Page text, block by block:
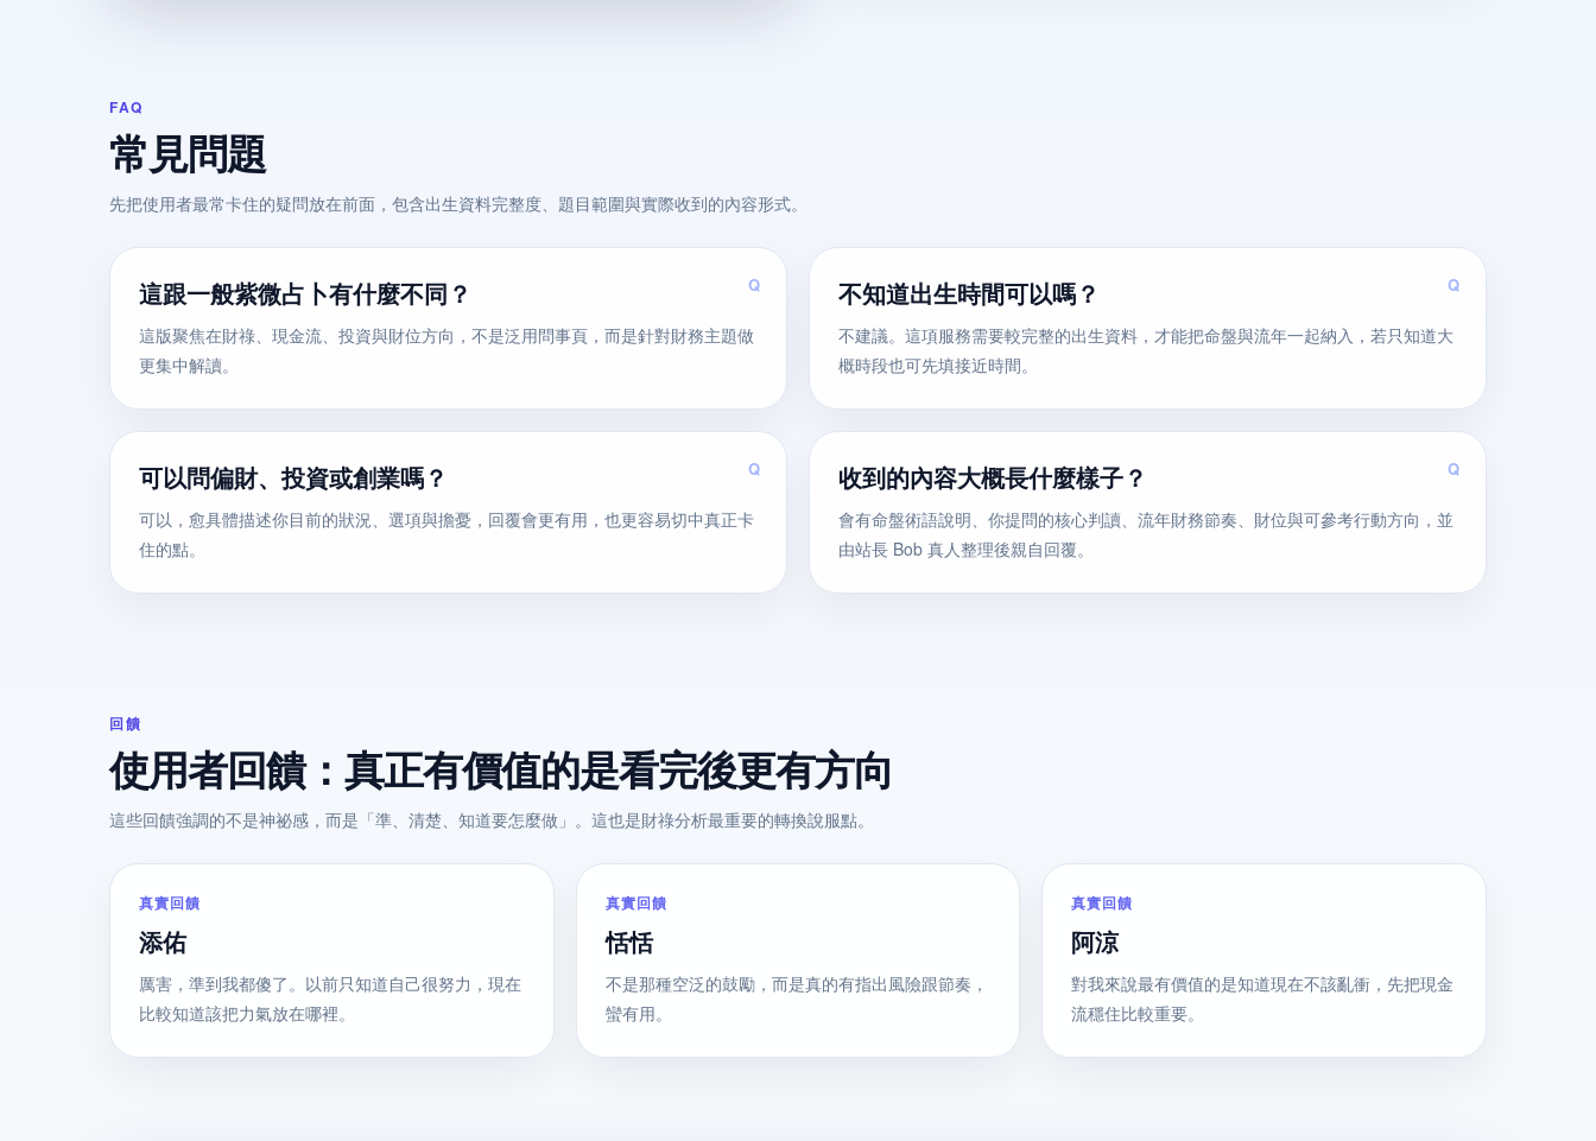
FAQ
常見問題
先把使用者最常卡住的疑問放在前面，包含出生資料完整度、題目範圍與實際收到的內容形式。
這跟一般紫微占卜有什麼不同？
這版聚焦在財祿、現金流、投資與財位方向，不是泛用問事頁，而是針對財務主題做
更集中解讀。
不知道出生時間可以嗎？
不建議。這項服務需要較完整的出生資料，才能把命盤與流年一起納入，若只知道大
概時段也可先填接近時間。
可以問偏財、投資或創業嗎？
可以，愈具體描述你目前的狀況、選項與擔憂，回覆會更有用，也更容易切中真正卡
住的點。
收到的內容大概長什麼樣子？
會有命盤術語說明、你提問的核心判讀、流年財務節奏、財位與可參考行動方向，並
由站長 Bob 真人整理後親自回覆。
回饋
使用者回饋：真正有價值的是看完後更有方向
這些回饋強調的不是神祕感，而是「準、清楚、知道要怎麼做」。這也是財祿分析最重要的轉換說服點。
真實回饋
添佑
厲害，準到我都傻了。以前只知道自己很努力，現在
比較知道該把力氣放在哪裡。
真實回饋
恬恬
不是那種空泛的鼓勵，而是真的有指出風險跟節奏，
蠻有用。
真實回饋
阿涼
對我來說最有價值的是知道現在不該亂衝，先把現金
流穩住比較重要。